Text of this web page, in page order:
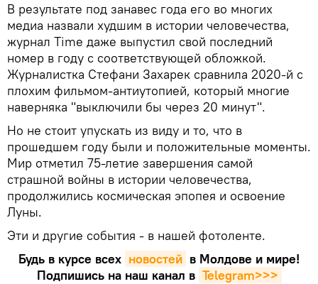
В результате под занавес года его во многих
медиа назвали худшим в истории человечества,
журнал Time даже выпустил свой последний
номер в году с соответствующей обложкой.
Журналистка Стефани Захарек сравнила 2020-й с
плохим фильмом-антиутопией, который многие
наверняка "выключили бы через 20 минут".
Но не стоит упускать из виду и то, что в
прошедшем году были и положительные моменты.
Мир отметил 75-летие завершения самой
страшной войны в истории человечества,
продолжились космическая эпопея и освоение
Луны.
Эти и другие события - в нашей фотоленте.
Будь в курсе всех новостей в Молдове и мире!
Подпишись на наш канал в Telegram>>>